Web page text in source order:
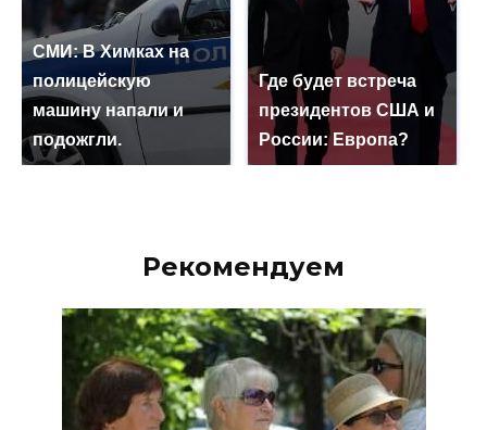
СМИ: В Химках на
полицейскую
машину напали и
подожгли.
Где будет встреча
президентов США и
России: Европа?
Рекомендуем